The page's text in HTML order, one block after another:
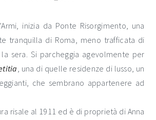
inizia da Ponte Risorgimento, una
tranquilla di Roma, meno trafficata di
sera. Si parcheggia agevolmente per
, una di quelle residenze di lusso, un
che sembrano appartenere ad
risale al 1911 ed è di proprietà di Anna